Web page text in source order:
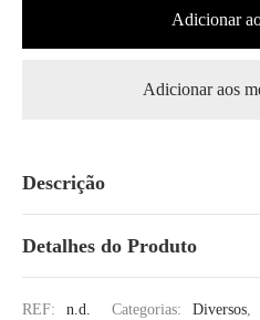
Adicionar
Adicionar aos
Descrição
Detalhes do Produto
REF: n.d. Categorias: Diversos